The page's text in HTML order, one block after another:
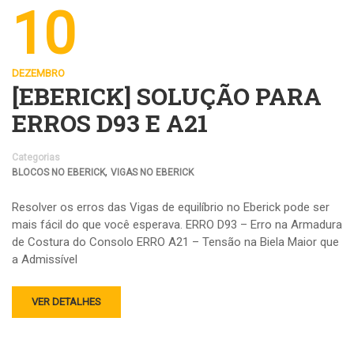
10
DEZEMBRO
[EBERICK] SOLUÇÃO PARA
ERROS D93 E A21
Categorias
BLOCOS NO EBERICK, VIGAS NO EBERICK
Resolver os erros das Vigas de equilíbrio no Eberick pode ser
mais fácil do que você esperava. ERRO D93 – Erro na Armadura
de Costura do Consolo ERRO A21 – Tensão na Biela Maior que
a Admissível
VER DETALHES